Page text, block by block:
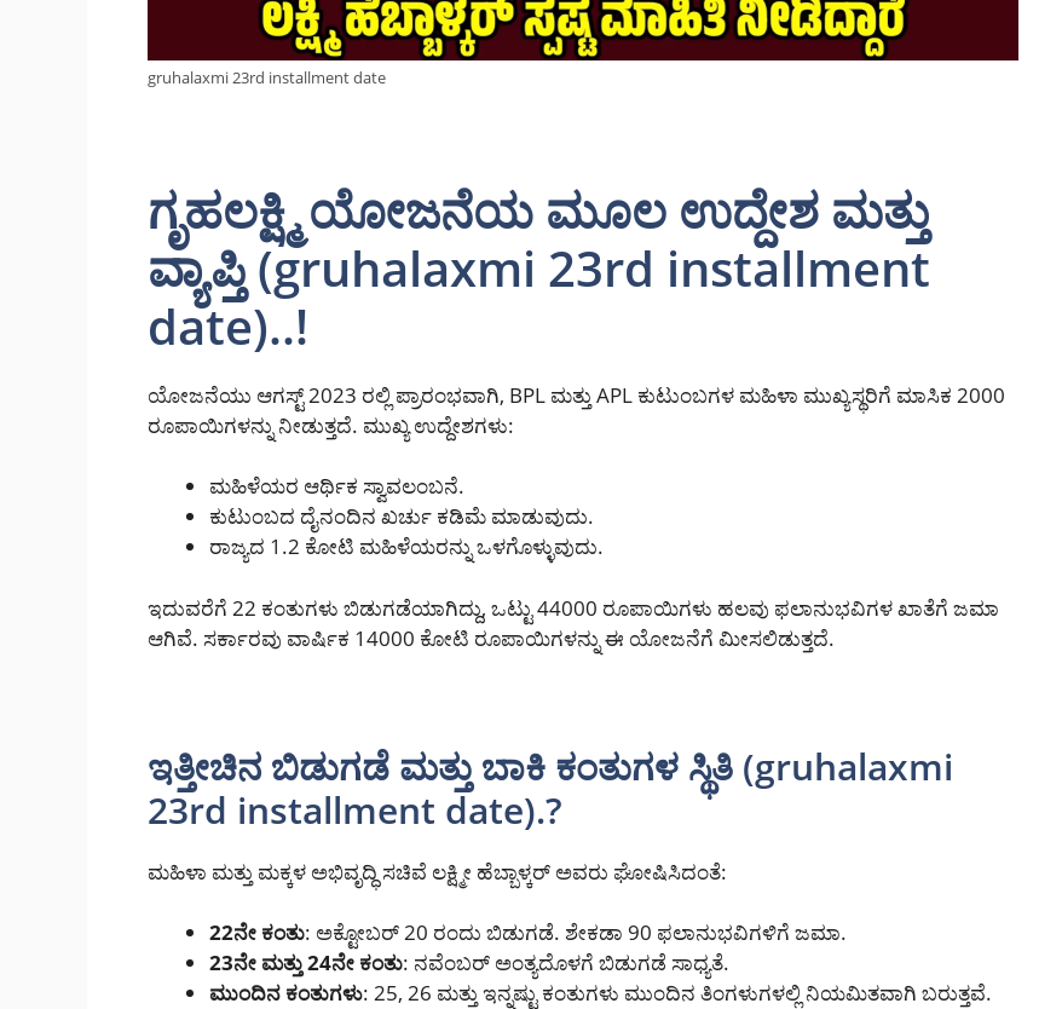
gruhalaxmi 23rd installment date
ಗೃಹಲಕ್ಷ್ಮಿ ಯೋಜನೆಯ ಮೂಲ ಉದ್ದೇಶ ಮತ್ತು
ವ್ಯಾಪ್ತಿ (gruhalaxmi 23rd installment
date)..!
ಯೋಜನೆಯು ಆಗಸ್ಟ್ 2023 ರಲ್ಲಿ ಪ್ರಾರಂಭವಾಗಿ, BPL ಮತ್ತು APL ಕುಟುಂಬಗಳ ಮಹಿಳಾ ಮುಖ್ಯಸ್ಥರಿಗೆ ಮಾಸಿಕ 2000
ರೂಪಾಯಿಗಳನ್ನು ನೀಡುತ್ತದೆ. ಮುಖ್ಯ ಉದ್ದೇಶಗಳು:
ಮಹಿಳೆಯರ ಆರ್ಥಿಕ ಸ್ವಾವಲಂಬನೆ.
ಕುಟುಂಬದ ದೈನಂದಿನ ಖರ್ಚು ಕಡಿಮೆ ಮಾಡುವುದು.
ರಾಜ್ಯದ 1.2 ಕೋಟಿ ಮಹಿಳೆಯರನ್ನು ಒಳಗೊಳ್ಳುವುದು.
ಇದುವರೆಗೆ 22 ಕಂತುಗಳು ಬಿಡುಗಡೆಯಾಗಿದ್ದು, ಒಟ್ಟು 44000 ರೂಪಾಯಿಗಳು ಹಲವು ಫಲಾನುಭವಿಗಳ ಖಾತೆಗೆ ಜಮಾ
ಆಗಿವೆ. ಸರ್ಕಾರವು ವಾರ್ಷಿಕ 14000 ಕೋಟಿ ರೂಪಾಯಿಗಳನ್ನು ಈ ಯೋಜನೆಗೆ ಮೀಸಲಿಡುತ್ತದೆ.
ಇತ್ತೀಚಿನ ಬಿಡುಗಡೆ ಮತ್ತು ಬಾಕಿ ಕಂತುಗಳ ಸ್ಥಿತಿ (gruhalaxmi
23rd installment date).?
ಮಹಿಳಾ ಮತ್ತು ಮಕ್ಕಳ ಅಭಿವೃದ್ಧಿ ಸಚಿವೆ ಲಕ್ಷ್ಮೀ ಹೆಬ್ಬಾಳ್ಕರ್ ಅವರು ಘೋಷಿಸಿದಂತೆ:
22ನೇ ಕಂತು: ಅಕ್ಟೋಬರ್ 20 ರಂದು ಬಿಡುಗಡೆ. ಶೇಕಡಾ 90 ಫಲಾನುಭವಿಗಳಿಗೆ ಜಮಾ.
23ನೇ ಮತ್ತು 24ನೇ ಕಂತು: ನವೆಂಬರ್ ಅಂತ್ಯದೊಳಗೆ ಬಿಡುಗಡೆ ಸಾಧ್ಯತೆ.
ಮುಂದಿನ ಕಂತುಗಳು: 25, 26 ಮತ್ತು ಇನ್ನಷ್ಟು ಕಂತುಗಳು ಮುಂದಿನ ತಿಂಗಳುಗಳಲ್ಲಿ ನಿಯಮಿತವಾಗಿ ಬರುತ್ತವೆ.